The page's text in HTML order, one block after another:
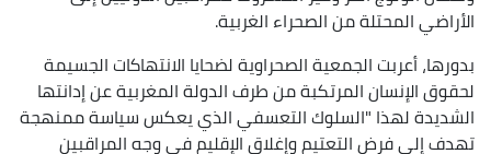
الأراضي المحتلة من الصحراء الغربية.
بدورها، أعربت الجمعية الصحراوية لضحايا الانتهاكات الجسيمة
لحقوق الإنسان المرتكبة من طرف الدولة المغربية عن إدانتها
الشديدة لهذا "السلوك التعسفي الذي يعكس سياسة ممنهجة
تهدف إلى فرض التعتيم وإغلاق الإقليم في وجه المراقبين